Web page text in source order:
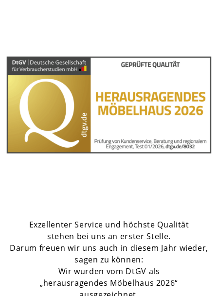
Exzellenter Service und höchste Qualität
stehen bei uns an erster Stelle.
Darum freuen wir uns auch in diesem Jahr wieder,
sagen zu können:
Wir wurden vom DtGV als
„herausragendes Möbelhaus 2026“